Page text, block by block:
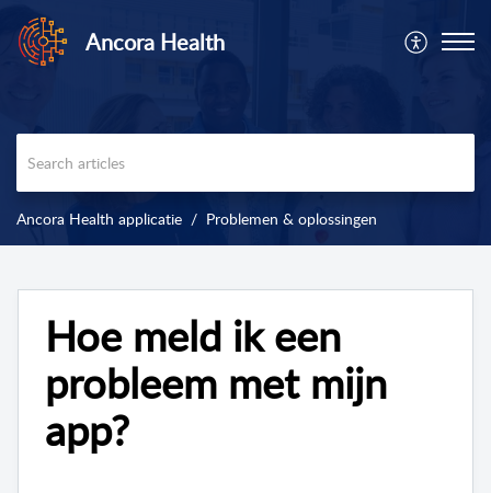
Ancora Health
Ancora Health applicatie Problemen & oplossingen
Hoe meld ik een
probleem met mijn
app?